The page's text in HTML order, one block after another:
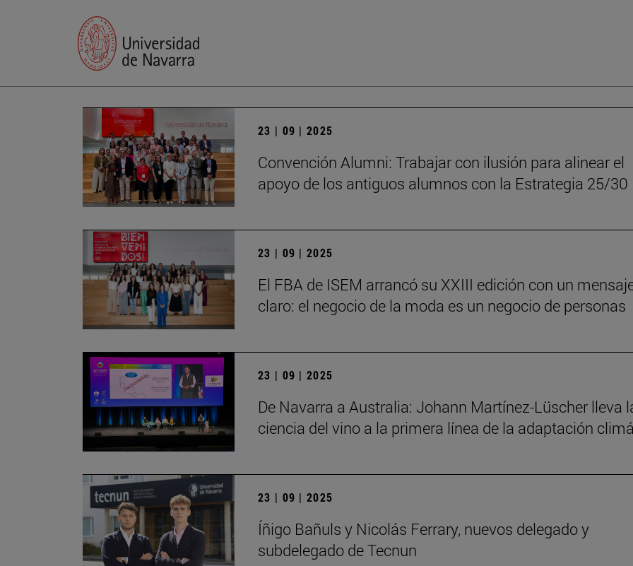
23 | 09 | 2025
Convención Alumni: Trabajar con ilusión para alinear el
apoyo de los antiguos alumnos con la Estrategia 25/30
23 | 09 | 2025
El FBA de ISEM arrancó su XXIII edición con un
claro: el negocio de la moda es un negocio de personas
23 | 09 | 2025
De Navarra a Australia: Johann Martínez-Lüscher lleva
ciencia del vino a la primera línea de la adaptación
23 | 09 | 2025
Íñigo Bañuls y Nicolás Ferrary, nuevos delegado y
subdelegado de Tecnun